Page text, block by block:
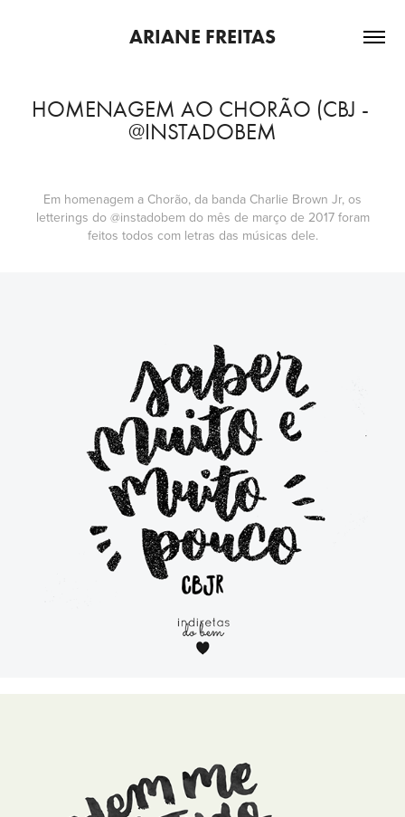
ARIANE FREITAS
HOMENAGEM AO CHORÃO (CBJ -
@INSTADOBEM
Em homenagem a Chorão, da banda Charlie Brown Jr, os
letterings do @instadobem do mês de março de 2017 foram
feitos todos com letras das músicas dele.